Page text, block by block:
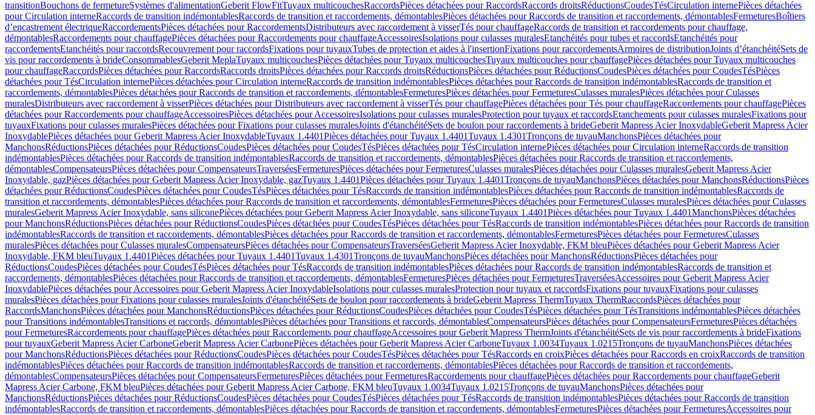
transitionBouchons de fermetureSystèmes d'alimentationGeberit FlowFitTuyaux multicouchesRaccordsPièces détachées pour RaccordsRaccords droitsRéductionsCoudesTésCirculation internePièces détachées
pour Circulation interneRaccords de transition indémontablesRaccords de transition et raccordements, démontablesPièces détachées pour Raccords de transition et raccordements, démontablesFermeturesBoîtiers
d’encastrement électriqueRaccordementsPièces détachées pour RaccordementsDistributeurs avec raccordement à visserTés pour chauffageRaccords de transition et raccordements pour chauffage,
démontablesRaccordements pour chauffagePièces détachées pour Raccordements pour chauffageAccessoiresIsolations pour culasses muralesEtanchéités pour tubes et raccordsEtanchéités pour
raccordementsEtanchéités pour raccordsRecouvrement pour raccordsFixations pour tuyauxTubes de protection et aides à l'insertionFixations pour raccordementsArmoires de distributionJoints d’étanchéitéSets de
vis pour raccordements à brideConsommablesGeberit MeplaTuyaux multicouchesPièces détachées pour Tuyaux multicouchesTuyaux multicouches pour chauffagePièces détachées pour Tuyaux multicouches
pour chauffageRaccordsPièces détachées pour RaccordsRaccords droitsPièces détachées pour Raccords droitsRéductionsPièces détachées pour RéductionsCoudesPièces détachées pour CoudesTésPièces
détachées pour TésCirculation internePièces détachées pour Circulation interneRaccords de transition indémontablesPièces détachées pour Raccords de transition indémontablesRaccords de transition et
raccordements, démontablesPièces détachées pour Raccords de transition et raccordements, démontablesFermeturesPièces détachées pour FermeturesCulasses muralesPièces détachées pour Culasses
muralesDistributeurs avec raccordement à visserPièces détachées pour Distributeurs avec raccordement à visserTés pour chauffagePièces détachées pour Tés pour chauffageRaccordements pour chauffagePièces
détachées pour Raccordements pour chauffageAccessoiresPièces détachées pour AccessoiresIsolations pour culasses muralesProtection pour tuyaux et raccordsEtanchements pour culasses muralesFixations pour
tuyauxFixations pour culasses muralesPièces détachées pour Fixations pour culasses muralesJoints d'étanchéitéSets de boulon pour raccordements à brideGeberit Mapress Acier InoxydableGeberit Mapress Acier
InoxydablePièces détachées pour Geberit Mapress Acier InoxydableTuyaux 1.4401Pièces détachées pour Tuyaux 1.4401Tuyaux 1.4301Tronçons de tuyauManchonsPièces détachées pour
ManchonsRéductionsPièces détachées pour RéductionsCoudesPièces détachées pour CoudesTésPièces détachées pour TésCirculation internePièces détachées pour Circulation interneRaccords de transition
indémontablesPièces détachées pour Raccords de transition indémontablesRaccords de transition et raccordements, démontablesPièces détachées pour Raccords de transition et raccordements,
démontablesCompensateursPièces détachées pour CompensateursTraverséesFermeturesPièces détachées pour FermeturesCulasses muralesPièces détachées pour Culasses muralesGeberit Mapress Acier
Inoxydable, gazPièces détachées pour Geberit Mapress Acier Inoxydable, gazTuyaux 1.4401Pièces détachées pour Tuyaux 1.4401Tronçons de tuyauManchonsPièces détachées pour ManchonsRéductionsPièces
détachées pour RéductionsCoudesPièces détachées pour CoudesTésPièces détachées pour TésRaccords de transition indémontablesPièces détachées pour Raccords de transition indémontablesRaccords de
transition et raccordements, démontablesPièces détachées pour Raccords de transition et raccordements, démontablesFermeturesPièces détachées pour FermeturesCulasses muralesPièces détachées pour Culasses
muralesGeberit Mapress Acier Inoxydable, sans siliconePièces détachées pour Geberit Mapress Acier Inoxydable, sans siliconeTuyaux 1.4401Pièces détachées pour Tuyaux 1.4401ManchonsPièces détachées
pour ManchonsRéductionsPièces détachées pour RéductionsCoudesPièces détachées pour CoudesTésPièces détachées pour TésRaccords de transition indémontablesPièces détachées pour Raccords de transition
indémontablesRaccords de transition et raccordements, démontablesPièces détachées pour Raccords de transition et raccordements, démontablesFermeturesPièces détachées pour FermeturesCulasses
muralesPièces détachées pour Culasses muralesCompensateursPièces détachées pour CompensateursTraverséesGeberit Mapress Acier Inoxydable, FKM bleuPièces détachées pour Geberit Mapress Acier
Inoxydable, FKM bleuTuyaux 1.4401Pièces détachées pour Tuyaux 1.4401Tuyaux 1.4301Tronçons de tuyauManchonsPièces détachées pour ManchonsRéductionsPièces détachées pour
RéductionsCoudesPièces détachées pour CoudesTésPièces détachées pour TésRaccords de transition indémontablesPièces détachées pour Raccords de transition indémontablesRaccords de transition et
raccordements, démontablesPièces détachées pour Raccords de transition et raccordements, démontablesFermeturesPièces détachées pour FermeturesTraverséesAccessoires pour Geberit Mapress Acier
InoxydablePièces détachées pour Accessoires pour Geberit Mapress Acier InoxydableIsolations pour culasses muralesProtection pour tuyaux et raccordsFixations pour tuyauxFixations pour culasses
muralesPièces détachées pour Fixations pour culasses muralesJoints d'étanchéitéSets de boulon pour raccordements à brideGeberit Mapress ThermTuyaux ThermRaccordsPièces détachées pour
RaccordsManchonsPièces détachées pour ManchonsRéductionsPièces détachées pour RéductionsCoudesPièces détachées pour CoudesTésPièces détachées pour TésTransitions indémontablesPièces détachées
pour Transitions indémontablesTransitions et raccords, démontablesPièces détachées pour Transitions et raccords, démontablesCompensateursPièces détachées pour CompensateursFermeturesPièces détachées
pour FermeturesRaccordements pour chauffagePièces détachées pour Raccordements pour chauffageAccessoires pour Geberit Mapress ThermJoints d'étanchéitéSets de vis pour raccordements à brideFixations
pour tuyauxGeberit Mapress Acier CarboneGeberit Mapress Acier CarbonePièces détachées pour Geberit Mapress Acier CarboneTuyaux 1.0034Tuyaux 1.0215Tronçons de tuyauManchonsPièces détachées
pour ManchonsRéductionsPièces détachées pour RéductionsCoudesPièces détachées pour CoudesTésPièces détachées pour TésRaccords en croixPièces détachées pour Raccords en croixRaccords de transition
indémontablesPièces détachées pour Raccords de transition indémontablesRaccords de transition et raccordements, démontablesPièces détachées pour Raccords de transition et raccordements,
démontablesCompensateursPièces détachées pour CompensateursFermeturesPièces détachées pour FermeturesRaccordements pour chauffagePièces détachées pour Raccordements pour chauffageGeberit
Mapress Acier Carbone, FKM bleuPièces détachées pour Geberit Mapress Acier Carbone, FKM bleuTuyaux 1.0034Tuyaux 1.0215Tronçons de tuyauManchonsPièces détachées pour
ManchonsRéductionsPièces détachées pour RéductionsCoudesPièces détachées pour CoudesTésPièces détachées pour TésRaccords de transition indémontablesPièces détachées pour Raccords de transition
indémontablesRaccords de transition et raccordements, démontablesPièces détachées pour Raccords de transition et raccordements, démontablesFermeturesPièces détachées pour FermeturesAccessoires pour